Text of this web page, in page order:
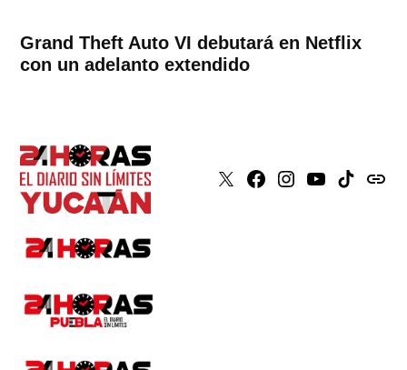
Grand Theft Auto VI debutará en Netflix
con un adelanto extendido
X Faceboook
Instagram
YoutubeTiktokissuu